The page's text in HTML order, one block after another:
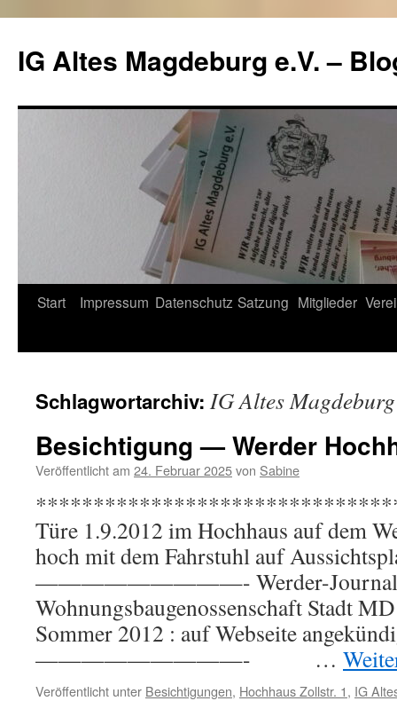
springen
IG Altes Magdeburg e.V. –
Start Impressum Datenschutz Satzung Mitglieder
Schlagwortarchiv: IG Altes
Besichtigung — Werder
Veröffentlicht am 24. Februar 2025von Sabine
*********************************
Türe 1.9.2012 im Hochhaus auf dem
hoch mit dem Fahrstuhl auf
—————————- Werder-Journal
Wohnungsbaugenossenschaft Stadt
Sommer 2012 : auf Webseite
—————————- …
Veröffentlicht unter Besichtigungen, Hochhaus Zollstr. 1, IG